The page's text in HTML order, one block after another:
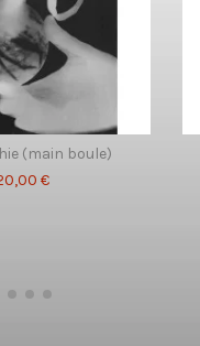
(main boule)
€